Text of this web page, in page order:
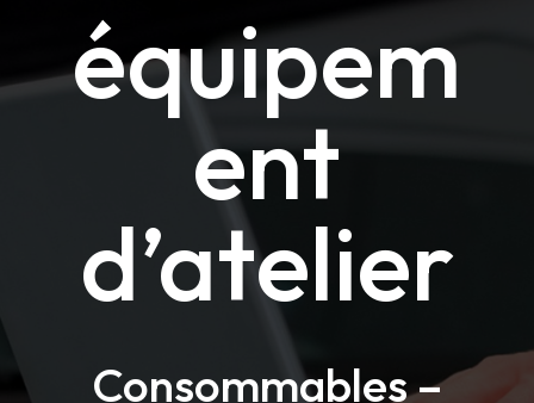
équipem
ent
d’atelier
Consommables –